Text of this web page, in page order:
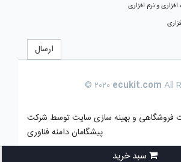
سبد خرید
و نرم افزاری
ارسال
© 2020 ecukit.com All
فروشگاهی و بهینه سازی سایت توسط شرکت
پیشگامان دامنه فناوری